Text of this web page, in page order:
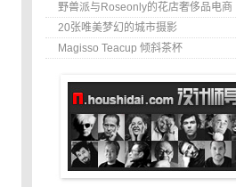
野兽派与Roseonly的花店奢侈品电商
20张唯美梦幻的城市摄影
Magisso Teacup 倾斜茶杯